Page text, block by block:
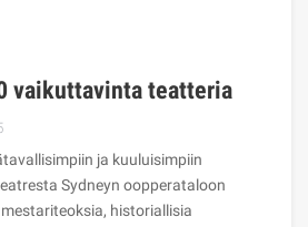
vaikuttavinta teatteria
ja kuuluisimpiin
Sydneyn oopperataloon
historiallisia